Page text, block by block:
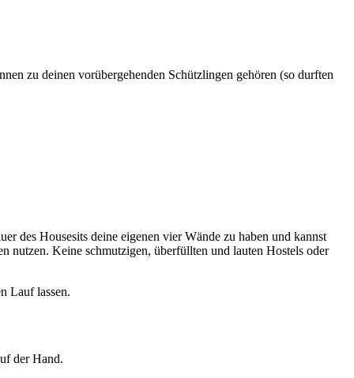
zu deinen vorübergehenden Schützlingen gehören (so durften
des Housesits deine eigenen vier Wände zu haben und kannst
nutzen. Keine schmutzigen, überfüllten und lauten Hostels oder
Lauf lassen.
der Hand.